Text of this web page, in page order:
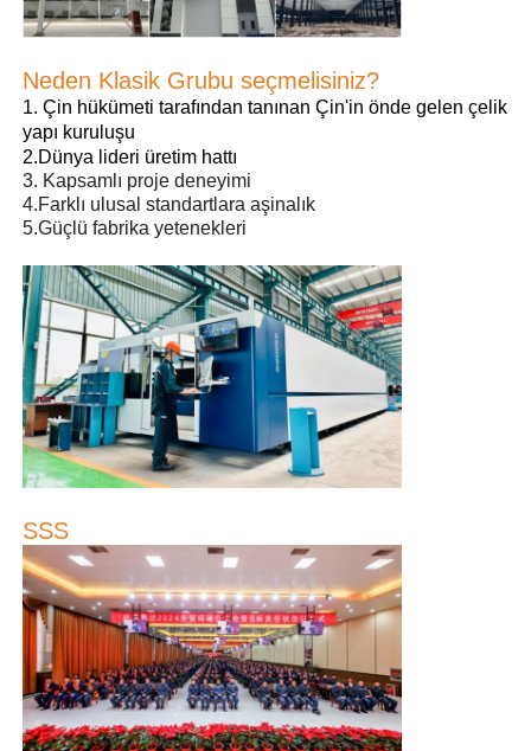
Çok Katlı Çelik Yapı
Endüstriyel Çelik Yapısı
Kamu Çelik Binası
Ticari çelik yapısı
Prefabrik çelik yapı
Neden Klasik Grubu seçmelisiniz?
1. Çin hükümeti tarafından tanınan Çin'in önde gelen çelik
yapı kuruluşu
2.Dünya lideri üretim hattı
3. Kapsamlı proje deneyimi
4.Farklı ulusal standartlara aşinalık
5.Güçlü fabrika yetenekleri
SSS